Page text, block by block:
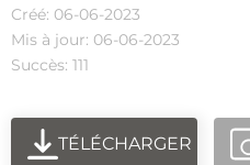
Créé: 06-06-2023
Mis à jour: 06-06-2023
Succès: 111
TÉLÉCHARGER